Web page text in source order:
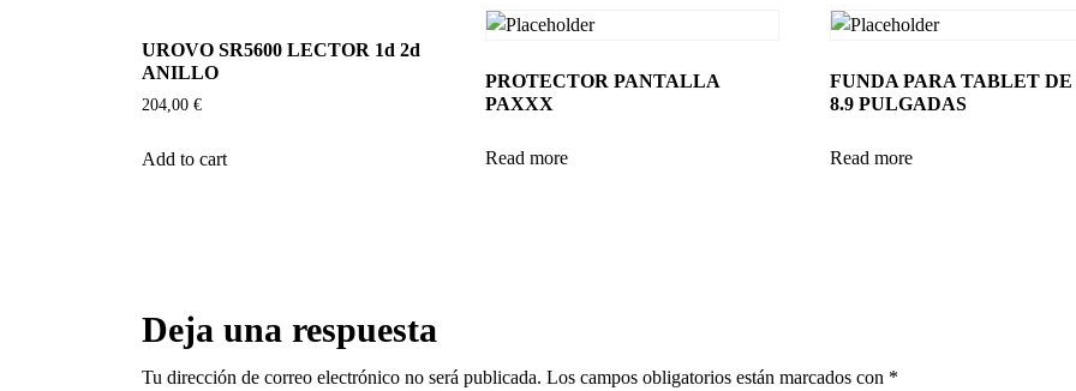
UROVO SR5600 LECTOR 1d 2d
ANILLO
204,00 €
Add to cart
PROTECTOR PANTALLA
PAXXX
Read more
FUNDA PARA TABLET DE
8.9 PULGADAS
Read more
Deja una respuesta
Tu dirección de correo electrónico no será publicada. Los campos obligatorios están marcados con *